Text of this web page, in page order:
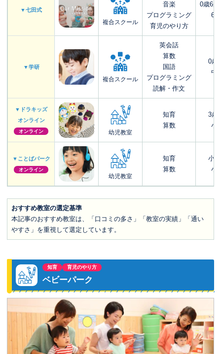
▼七田式
複合スクール
音楽
プログラミング
育児のやり方
0歳6か
6歳
▼学研
複合スクール
英会話
算数
国語
プログラミング
読解・作文
0歳
中3
▼ドラキッズ
オンライン
オンライン 幼児教室
知育
算数
3歳
小6
▼ことばパーク
オンライン
幼児教室
知育
算数
小1
小6
おすすめ教室の選定基準
本記事のおすすめ教室は、「口コミの多さ」「教室の実績」「通い
やすさ」を重視して選定しています。
知育 育児のやり方
ベビーパーク